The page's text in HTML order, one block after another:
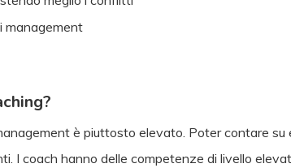
management
è piuttosto elevato. Poter contare
I coach hanno delle competenze di livello